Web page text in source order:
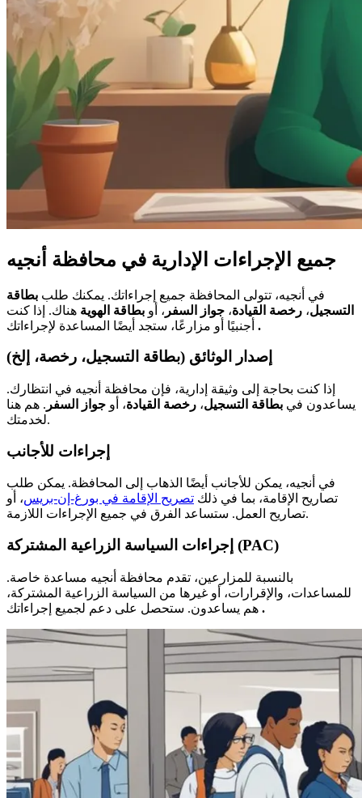
جميع الإجراءات الإدارية في محافظة أنجيه
في أنجيه، تتولى المحافظة جميع إجراءاتك. يمكنك طلب بطاقة
التسجيل، رخصة القيادة، جواز السفر ، أو بطاقة الهوية هناك. إذا كنت
.
إصدار الوثائق (بطاقة التسجيل، رخصة، إلخ)
إذا كنت بحاجة إلى وثيقة إدارية، فإن محافظة أنجيه في انتظارك.
يساعدون في بطاقة التسجيل، رخصة القيادة، أو جواز السفر . هم هنا
لخدمتك.
إجراءات للأجانب
في أنجيه، يمكن للأجانب أيضًا الذهاب إلى المحافظة. يمكن طلب
تصاريح الإقامة، بما في ذلك تصريح الإقامة في بورغ-إن-بريس، أو
تصاريح العمل. ستساعد الفرق في جميع الإجراءات اللازمة.
إجراءات السياسة الزراعية المشتركة (PAC)
بالنسبة للمزارعين، تقدم محافظة أنجيه مساعدة خاصة.
للمساعدات، والإقرارات، أو غيرها من السياسة الزراعية المشتركة،
.